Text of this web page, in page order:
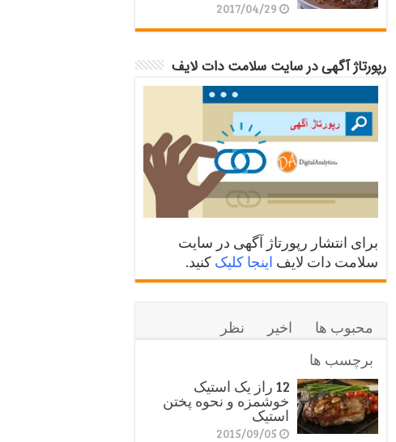
2017/04/29
رپورتاژ آگهی در سایت سلامت دات لایف
برای انتشار رپورتاژ آگهی در سایت
سلامت دات لایف اینجا کلیک کنید.
محبوب ها اخیر
نظر
برچسب ها
12 راز یک استیک
خوشمزه و نحوه پختن
استیک
2015/09/05